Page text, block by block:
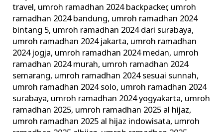
travel, umroh ramadhan 2024 backpacker, umroh
ramadhan 2024 bandung, umroh ramadhan 2024
bintang 5, umroh ramadhan 2024 dari surabaya,
umroh ramadhan 2024 jakarta, umroh ramadhan
2024 jogja, umroh ramadhan 2024 medan, umroh
ramadhan 2024 murah, umroh ramadhan 2024
semarang, umroh ramadhan 2024 sesuai sunnah,
umroh ramadhan 2024 solo, umroh ramadhan 2024
surabaya, umroh ramadhan 2024 yogyakarta, umroh
ramadhan 2025, umroh ramadhan 2025 al hijaz,
umroh ramadhan 2025 al hijaz indowisata, umroh